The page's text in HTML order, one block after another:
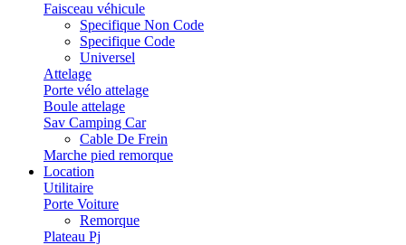
Faisceau véhicule
Specifique Non Code
Specifique Code
Universel
Attelage
Porte vélo attelage
Boule attelage
Sav Camping Car
Cable De Frein
Marche pied remorque
Location
Utilitaire
Porte Voiture
Remorque
Plateau Pj